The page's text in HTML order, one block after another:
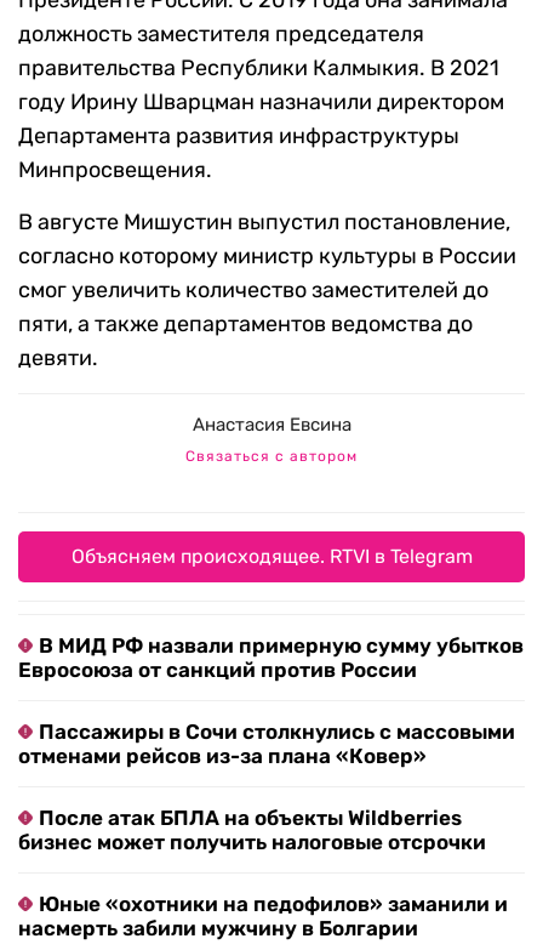
должность заместителя председателя
правительства Республики Калмыкия. В 2021
году Ирину Шварцман назначили директором
Департамента развития инфраструктуры
Минпросвещения.
В августе Мишустин выпустил постановление,
согласно которому министр культуры в России
смог увеличить количество заместителей до
пяти, а также департаментов ведомства до
девяти.
Анастасия Евсина
Связаться с автором
Объясняем происходящее. RTVI в Telegram
В МИД РФ назвали примерную сумму убытков
Евросоюза от санкций против России
Пассажиры в Сочи столкнулись с массовыми
отменами рейсов из-за плана «Ковер»
После атак БПЛА на объекты Wildberries
бизнес может получить налоговые отсрочки
Юные «охотники на педофилов» заманили и
насмерть забили мужчину в Болгарии